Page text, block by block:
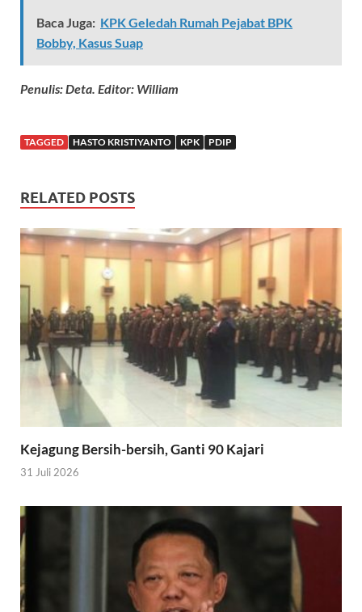
Baca Juga: KPK Geledah Rumah Pejabat BPK
Bobby, Kasus Suap
Penulis: Deta. Editor: William
TAGGED HASTO KRISTIYANTO KPK PDIP
RELATED POSTS
Kejagung Bersih-bersih, Ganti 90 Kajari
31 Juli 2026